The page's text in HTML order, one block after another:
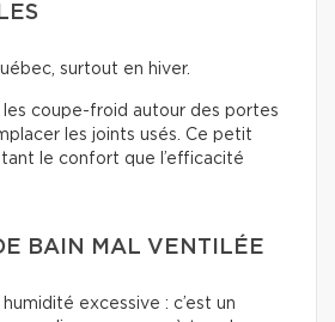
surtout en hiver.
les coupe-froid autour des portes
les joints usés. Ce petit
le confort que l’efficacité
BAIN MAL VENTILÉE
excessive : c’est un